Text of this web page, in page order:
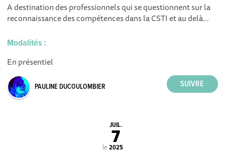
A destination des professionnels qui se questionnent sur la
reconnaissance des compétences dans la CSTI et au delà...
Modalités :
En présentiel
PAULINE DUCOULOMBIER
le
JUIL.
7
2025